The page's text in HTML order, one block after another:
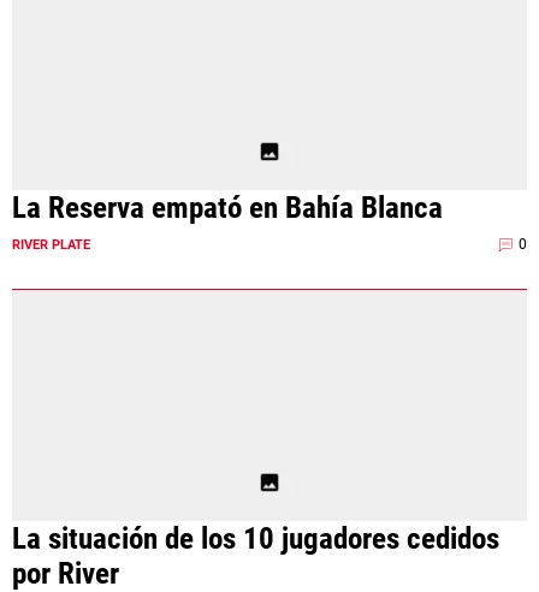
La Reserva empató en Bahía Blanca
RIVER PLATE 0
La situación de los 10 jugadores cedidos
por River